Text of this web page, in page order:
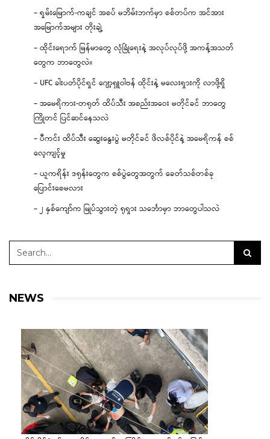
– ရှမ်းမြောက်-ကချင် အစပ် မဘိမ်းဘက်မှာ စစ်တပ်က အင်အား
အမြောက်အများ တိုးချဲ့
– ထိုင်းရောက် မြန်မာတွေ လုံခြုံရေးနဲ့ အလုပ်လုပ်ဖို့ အကန့်အသတ်
တွေက ဘာတွေလဲ။
– UFC ခါးပတ်ပိုင်ရှင် ဂျော့ရှူဝါဗန် ထိုင်းနဲ့ မလေးရှားကို လာဖို့ရှိ
– အမေရိကား-တရုတ် ထိပ်သီး အစည်းအဝေး မတိုင်ခင် ဘာတွေ
ကြိုတင် ပြင်ဆင်နေသလဲ
– ပီကင်း ထိပ်သီး ဆွေးနွေးပွဲ မတိုင်ခင် ဖိလစ်ပိုင်နဲ့ အမေရိကန် စစ်
လေ့ကျင့်မှု
– ယူကရိန်း ဒရုန်းတွေက စစ်ပွဲတွေအတွက် ခေတ်သစ်တစ်ခု
ပြောင်းစေမလား
– ၂ နှစ်ကျော်က မြုပ်သွားတဲ့ ရုရှား သင်္ဘောမှာ ဘာတွေပါသလဲ
NEWS